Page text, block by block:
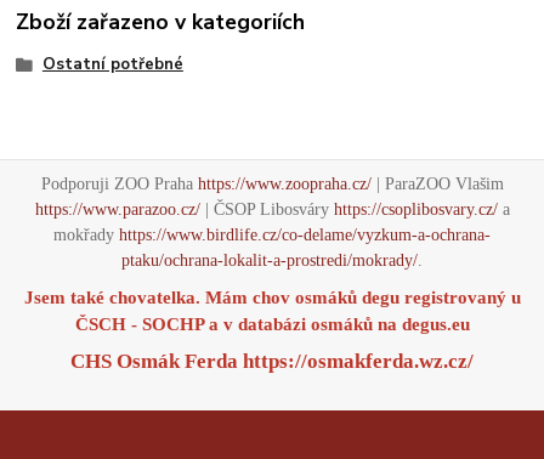
Zboží zařazeno v kategoriích
Ostatní potřebné
Podporuji ZOO Praha https://www.zoopraha.cz/| ParaZOO Vlašim
https://www.parazoo.cz/| ČSOP Libosváry https://csoplibosvary.cz/a
mokřady https://www.birdlife.cz/co-delame/vyzkum-a-ochrana-
ptaku/ochrana-lokalit-a-prostredi/mokrady/.
Jsem také chovatelka. Mám chov osmáků degu registrovaný u
ČSCH - SOCHP a v databázi osmáků na degus.eu
CHS Osmák Ferda https://osmakferda.wz.cz/